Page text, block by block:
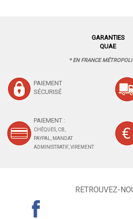
GARANTIES
QUAE
* EN FRANCE
PAIEMENT
SÉCURISÉ
PAIEMENT :
CHÈQUES, CB,
PAYPAL, MANDAT
ADMINISTRATIF, VIREMENT
RETROUVEZ-